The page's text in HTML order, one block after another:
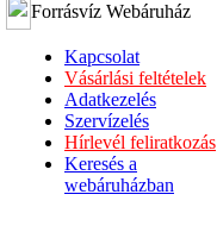
Forrásvíz Webáruház
Kapcsolat
Vásárlási feltételek
Adatkezelés
Szervízelés
Hírlevél feliratkozás
Keresés a
webáruházban